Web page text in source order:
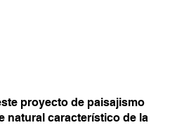
proyecto de paisajismo
natural característico de la